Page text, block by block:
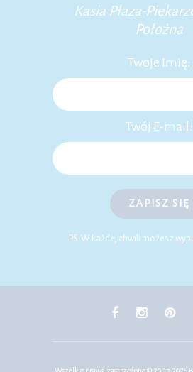
Kasia Płaza-
Położna
Twoje Imię:
Twój E-mail:
ZAPISZ SIĘ
P.S. W każdej chwili możesz